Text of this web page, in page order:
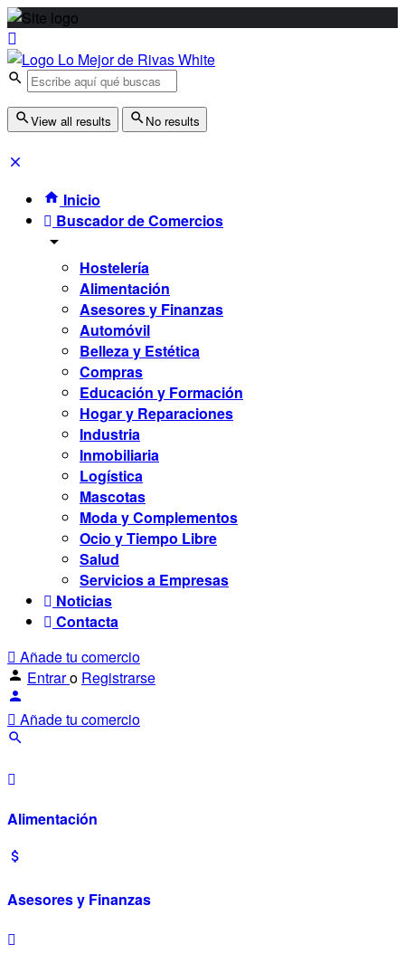
View all results No results
Inicio
Buscador de Comercios
Hostelería
Alimentación
Asesores y Finanzas
Automóvil
Belleza y Estética
Compras
Educación y Formación
Hogar y Reparaciones
Industria
Inmobiliaria
Logística
Mascotas
Moda y Complementos
Ocio y Tiempo Libre
Salud
Servicios a Empresas
Noticias
Contacta
Añade tu comercio
Entraro Registrarse
Añade tu comercio
Alimentación
Asesores y Finanzas